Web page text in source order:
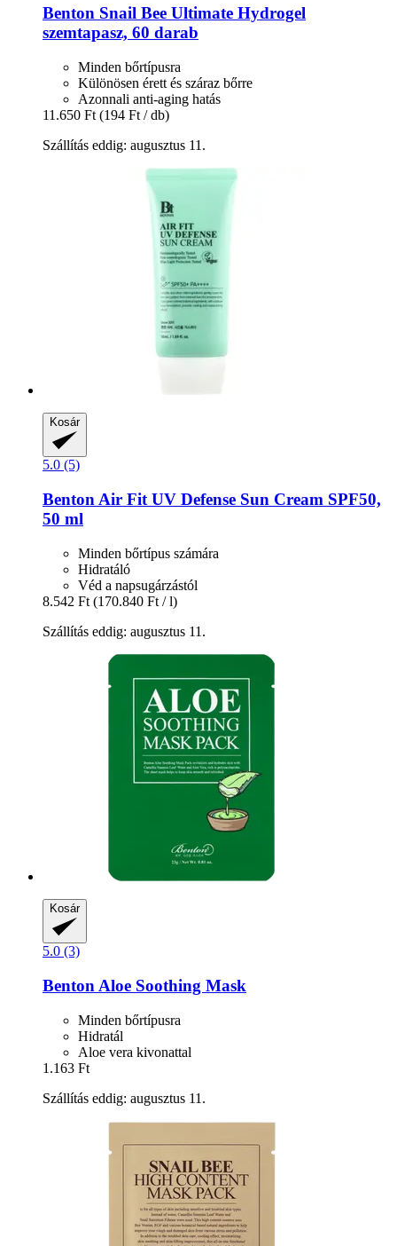
Benton Snail Bee Ultimate Hydrogel
szemtapasz, 60 darab
Minden bőrtípusra
Különösen érett és száraz bőrre
Azonnali anti-aging hatás
11.650 Ft (194 Ft / db)
Szállítás eddig: augusztus 11.
Kosár
5.0 (5)
Benton Air Fit UV Defense Sun Cream SPF50,
50 ml
Minden bőrtípus számára
Hidratáló
Véd a napsugárzástól
8.542 Ft (170.840 Ft / l)
Szállítás eddig: augusztus 11.
Kosár
5.0 (3)
Benton Aloe Soothing Mask
Minden bőrtípusra
Hidratál
Aloe vera kivonattal
1.163 Ft
Szállítás eddig: augusztus 11.